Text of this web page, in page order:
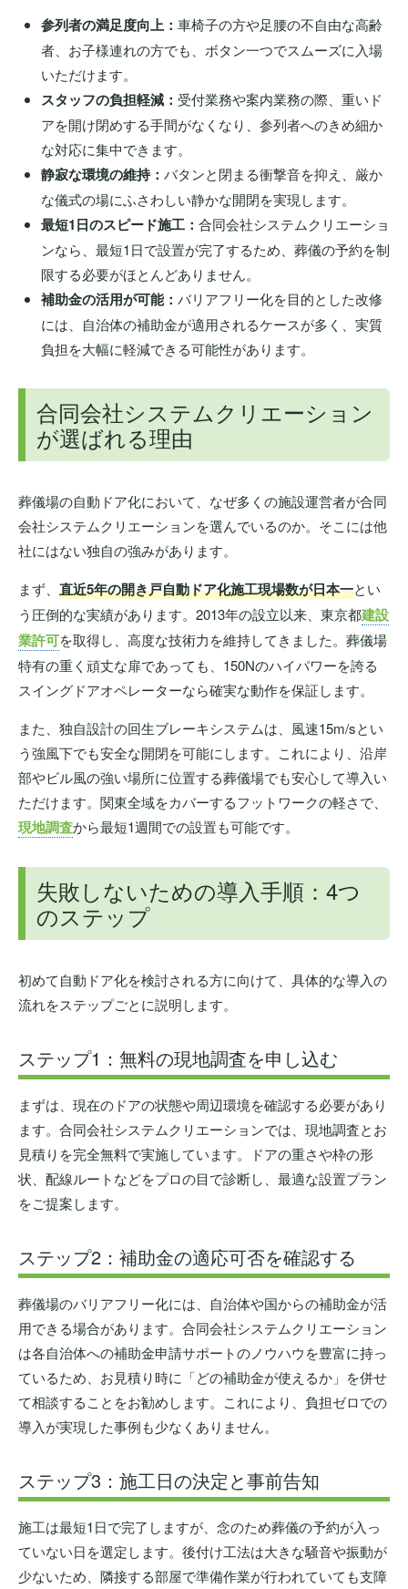
参列者の満足度向上： 車椅子の方や足腰の不自由な高齢
者、お子様連れの方でも、ボタン一つでスムーズに入場
いただけます。
スタッフの負担軽減： 受付業務や案内業務の際、重いド
アを開け閉めする手間がなくなり、参列者へのきめ細か
な対応に集中できます。
静寂な環境の維持： バタンと閉まる衝撃音を抑え、厳か
な儀式の場にふさわしい静かな開閉を実現します。
最短1日のスピード施工： 合同会社システムクリエーショ
ンなら、最短1日で設置が完了するため、葬儀の予約を制
限する必要がほとんどありません。
補助金の活用が可能： バリアフリー化を目的とした改修
には、自治体の補助金が適用されるケースが多く、実質
負担を大幅に軽減できる可能性があります。
合同会社システムクリエーション
が選ばれる理由
葬儀場の自動ドア化において、なぜ多くの施設運営者が合同
会社システムクリエーションを選んでいるのか。そこには他
社にはない独自の強みがあります。
まず、 直近5年の開き戸自動ドア化施工現場数が日本一とい
う圧倒的な実績があります。2013年の設立以来、東京都建設
業許可を取得し、高度な技術力を維持してきました。葬儀場
特有の重く頑丈な扉であっても、150Nのハイパワーを誇る
スイングドアオペレーターなら確実な動作を保証します。
また、独自設計の回生ブレーキシステムは、風速15m/sとい
う強風下でも安全な開閉を可能にします。これにより、沿岸
部やビル風の強い場所に位置する葬儀場でも安心して導入い
ただけます。関東全域をカバーするフットワークの軽さで、
現地調査から最短1週間での設置も可能です。
失敗しないための導入手順：4つ
のステップ
初めて自動ドア化を検討される方に向けて、具体的な導入の
流れをステップごとに説明します。
ステップ1：無料の現地調査を申し込む
まずは、現在のドアの状態や周辺環境を確認する必要があり
ます。合同会社システムクリエーションでは、現地調査とお
見積りを完全無料で実施しています。ドアの重さや枠の形
状、配線ルートなどをプロの目で診断し、最適な設置プラン
をご提案します。
ステップ2：補助金の適応可否を確認する
葬儀場のバリアフリー化には、自治体や国からの補助金が活
用できる場合があります。合同会社システムクリエーション
は各自治体への補助金申請サポートのノウハウを豊富に持っ
ているため、お見積り時に「どの補助金が使えるか」を併せ
て相談することをお勧めします。これにより、負担ゼロでの
導入が実現した事例も少なくありません。
ステップ3：施工日の決定と事前告知
施工は最短1日で完了しますが、念のため葬儀の予約が入っ
ていない日を選定します。後付け工法は大きな騒音や振動が
少ないため、隣接する部屋で準備作業が行われていても支障